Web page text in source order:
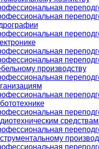
производству